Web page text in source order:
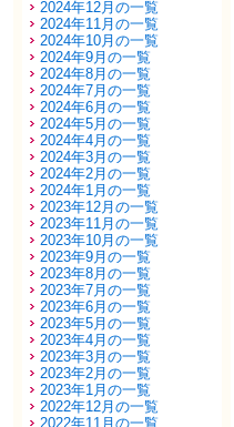
2024年12月の一覧
2024年11月の一覧
2024年10月の一覧
2024年9月の一覧
2024年8月の一覧
2024年7月の一覧
2024年6月の一覧
2024年5月の一覧
2024年4月の一覧
2024年3月の一覧
2024年2月の一覧
2024年1月の一覧
2023年12月の一覧
2023年11月の一覧
2023年10月の一覧
2023年9月の一覧
2023年8月の一覧
2023年7月の一覧
2023年6月の一覧
2023年5月の一覧
2023年4月の一覧
2023年3月の一覧
2023年2月の一覧
2023年1月の一覧
2022年12月の一覧
2022年11月の一覧